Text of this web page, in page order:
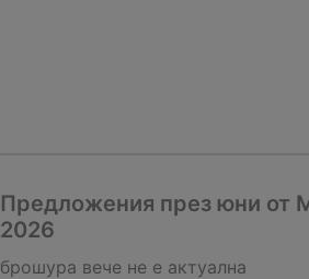
Предложения през юни от
2026
брошура вече не е актуална